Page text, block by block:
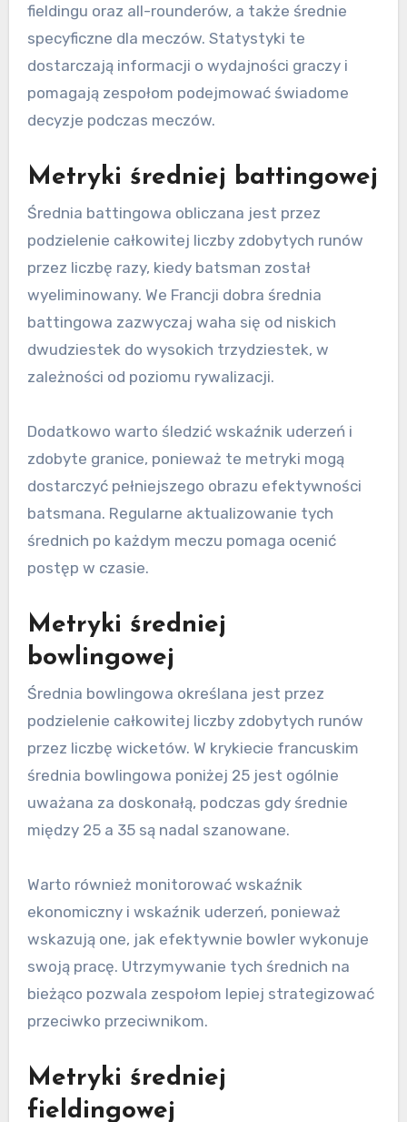
fieldingu oraz all-rounderów, a także średnie
specyficzne dla meczów. Statystyki te
dostarczają informacji o wydajności graczy i
pomagają zespołom podejmować świadome
decyzje podczas meczów.
Metryki średniej battingowej
Średnia battingowa obliczana jest przez
podzielenie całkowitej liczby zdobytych runów
przez liczbę razy, kiedy batsman został
wyeliminowany. We Francji dobra średnia
battingowa zazwyczaj waha się od niskich
dwudziestek do wysokich trzydziestek, w
zależności od poziomu rywalizacji.
Dodatkowo warto śledzić wskaźnik uderzeń i
zdobyte granice, ponieważ te metryki mogą
dostarczyć pełniejszego obrazu efektywności
batsmana. Regularne aktualizowanie tych
średnich po każdym meczu pomaga ocenić
postęp w czasie.
Metryki średniej
bowlingowej
Średnia bowlingowa określana jest przez
podzielenie całkowitej liczby zdobytych runów
przez liczbę wicketów. W krykiecie francuskim
średnia bowlingowa poniżej 25 jest ogólnie
uważana za doskonałą, podczas gdy średnie
między 25 a 35 są nadal szanowane.
Warto również monitorować wskaźnik
ekonomiczny i wskaźnik uderzeń, ponieważ
wskazują one, jak efektywnie bowler wykonuje
swoją pracę. Utrzymywanie tych średnich na
bieżąco pozwala zespołom lepiej strategizować
przeciwko przeciwnikom.
Metryki średniej
fieldingowej